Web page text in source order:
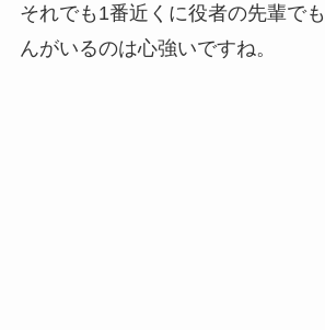
それでも1番近くに役者の先輩で
んがいるのは心強いですね。